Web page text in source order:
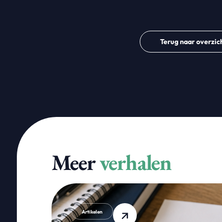
Terug naar
Meerverhalen
Artikelen